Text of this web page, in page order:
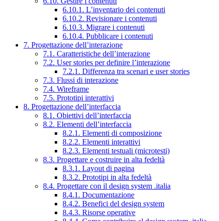
6.10.1. L’inventario dei contenuti
6.10.2. Revisionare i contenuti
6.10.3. Migrare i contenuti
6.10.4. Pubblicare i contenuti
7. Progettazione dell’interazione
7.1. Caratteristiche dell’interazione
7.2. User stories per definire l’interazione
7.2.1. Differenza tra scenari e user stories
7.3. Flussi di interazione
7.4. Wireframe
7.5. Prototipi interattivi
8. Progettazione dell’interfaccia
8.1. Obiettivi dell’interfaccia
8.2. Elementi dell’interfaccia
8.2.1. Elementi di composizione
8.2.2. Elementi interattivi
8.2.3. Elementi testuali (microtesti)
8.3. Progettare e costruire in alta fedeltà
8.3.1. Layout di pagina
8.3.2. Prototipi in alta fedeltà
8.4. Progettare con il design system .italia
8.4.1. Documentazione
8.4.2. Benefici del design system
8.4.3. Risorse operative